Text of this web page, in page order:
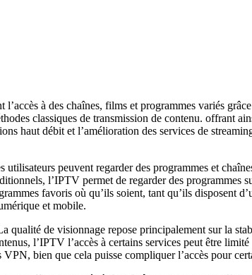
à des chaînes, films et programmes variés
classiques de transmission de contenu. offrant
haut débit et l’amélioration des services de
peuvent regarder des programmes et
l’IPTV permet de regarder des programmes
favoris où qu’ils soient, tant qu’ils disposent
et mobile.
de visionnage repose principalement sur la
l’IPTV l’accès à certains services peut être
bien que cela puisse compliquer l’accès pour